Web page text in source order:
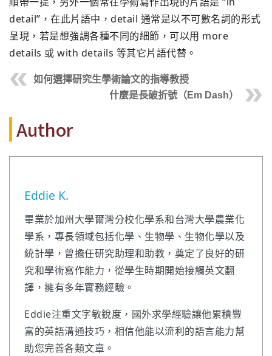
detail”，在此片語中，detail 通常是以不可數名詞的形式
呈現，若是想強調各種不同的細節，可以用 more
details 或 with details 等其它片語代替。
如何選擇研究生學術論文的指導教授
什麼是長破折號（Em Dash）
Author
Eddie K.
畢業於加州大學爾灣分校化學系和台灣大學農業化
學系，專長領域包括化學、生物學、生物化學以及
統計學，曾擔任研究助理和助教，奠定了良好的研
究和學術寫作能力，從學生時期開始接觸英文翻
譯，擁有多年實務經驗。
Eddie注重文字敏銳度，國外求學經驗讓他累積豐
富的英語溝通技巧，相信他能以流利的語言能力幫
助您完善各類文章。